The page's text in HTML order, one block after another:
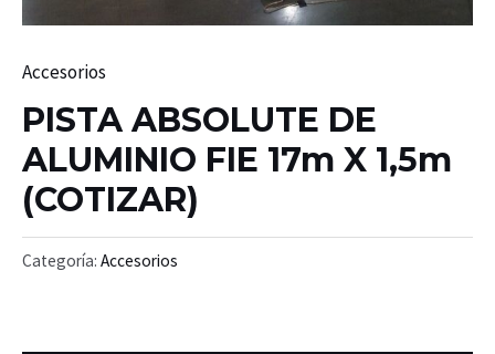
Accesorios
PISTA ABSOLUTE DE
ALUMINIO FIE 17m X 1,5m
(COTIZAR)
Categoría: Accesorios